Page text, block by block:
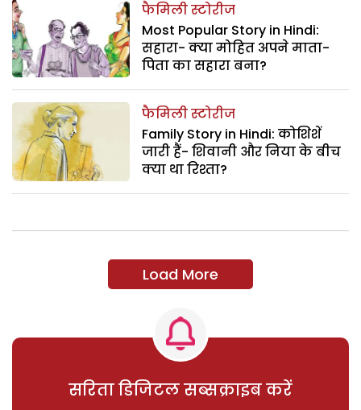
फैमिली स्टोरीज
Most Popular Story in Hindi:
सहारा- क्या मोहित अपने माता-
पिता का सहारा बना?
फैमिली स्टोरीज
Family Story in Hindi: कोशिशें
जारी हैं- शिवानी और निया के बीच
क्या था रिश्ता?
Load More
सरिता डिजिटल सब्सक्राइब करें